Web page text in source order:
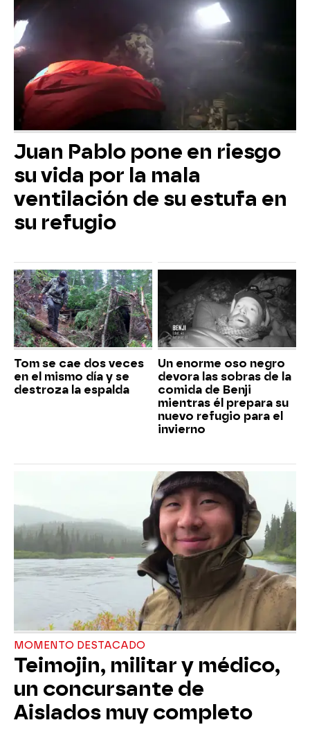
Juan Pablo pone en riesgo
su vida por la mala
ventilación de su estufa en
su refugio
Tom se cae dos veces
en el mismo día y se
destroza la espalda
Un enorme oso negro
devora las sobras de la
comida de Benji
mientras él prepara su
nuevo refugio para el
invierno
MOMENTO DESTACADO
Teimojin, militar y médico,
un concursante de
Aislados muy completo